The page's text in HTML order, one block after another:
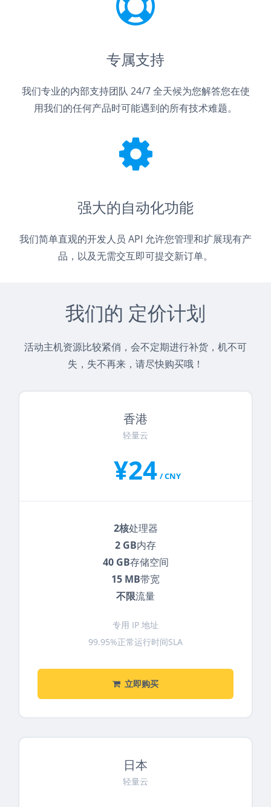
专属支持
我们专业的内部支持团队 24/7 全天候为您解答您在使
用我们的任何产品时可能遇到的所有技术难题。
强大的自动化功能
我们简单直观的开发人员 API 允许您管理和扩展现有产
品，以及无需交互即可提交新订单。
我们的 定价计划
活动主机资源比较紧俏，会不定期进行补货，机不可
失，失不再来，请尽快购买哦！
香港
轻量云
¥24 / CNY
2核处理器
2 GB内存
40 GB存储空间
15 MB带宽
不限流量
专用 IP 地址
99.95%正常运行时间SLA
立即购买
日本
轻量云